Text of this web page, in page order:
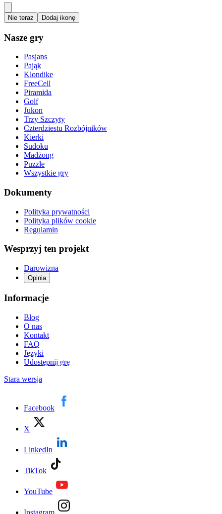
Nie teraz Dodaj ikonę
Nasze gry
Pasjans
Pająk
Klondike
FreeCell
Piramida
Golf
Jukon
Trzy Szczyty
Czterdziestu Rozbójników
Kierki
Sudoku
Madżong
Puzzle
Wszystkie gry
Dokumenty
Polityka prywatności
Polityka plików cookie
Regulamin
Wesprzyj ten projekt
Darowizna
Opinia
Informacje
Blog
O nas
Kontakt
FAQ
Języki
Udostępnij grę
Stara wersja
Facebook
X
LinkedIn
TikTok
YouTube
Instagram